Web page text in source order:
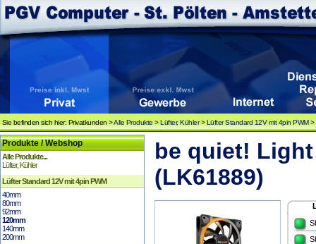
Sie befinden sich hier: Privatkunden >Alle Produkte >Lüfter, Kühler>Lüfter Standard 12V mit 4pin PWM>
Produkte / Webshop
Alle Produkte...
Lüfter, Kühler
Lüfter Standard 12V mit 4pin PWM
40mm
80mm
92mm
120mm
140mm
200mm
be quiet! Light
(LK61889)